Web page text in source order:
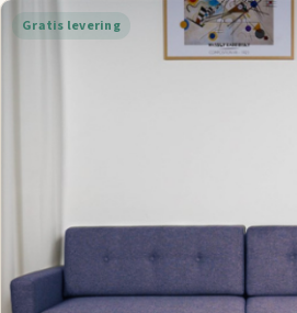
Gratis levering